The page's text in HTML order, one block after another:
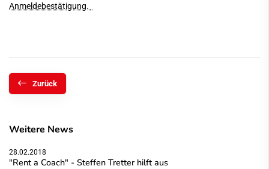
Anmeldebestätigung.
Zurück
Weitere News
28.02.2018
"Rent a Coach" - Steffen Tretter hilft aus